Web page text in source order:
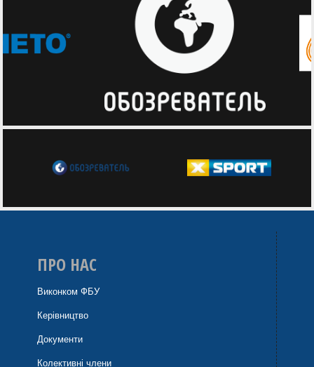
ПРО НАС
Виконком ФБУ
Керівництво
Документи
Колективні члени